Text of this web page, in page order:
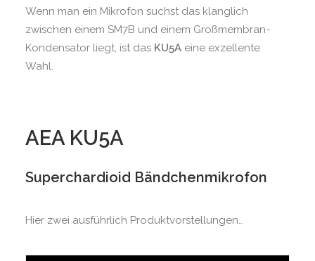
Wenn man ein Mikrofon suchst das klanglich
zwischen einem SM7B und einem Großmembran-
Kondensator liegt, ist das KU5A eine exzellente
Wahl.
AEA KU5A
Superchardioid Bändchenmikrofon
Hier zwei ausführlich Produktvorstellungen…